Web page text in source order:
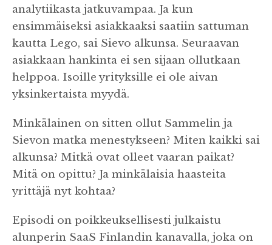
analytiikasta jatkuvampaa. Ja kun
ensimmäiseksi asiakkaaksi saatiin sattuman
kautta Lego, sai Sievo alkunsa. Seuraavan
asiakkaan hankinta ei sen sijaan ollutkaan
helppoa. Isoille yrityksille ei ole aivan
yksinkertaista myydä.
Minkälainen on sitten ollut Sammelin ja
Sievon matka menestykseen? Miten kaikki sai
alkunsa? Mitkä ovat olleet vaaran paikat?
Mitä on opittu? Ja minkälaisia haasteita
yrittäjä nyt kohtaa?
Episodi on poikkeuksellisesti julkaistu
alunperin SaaS Finlandin kanavalla, joka on